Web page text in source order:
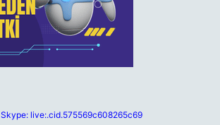
Skype: live:.cid.575569c608265c69